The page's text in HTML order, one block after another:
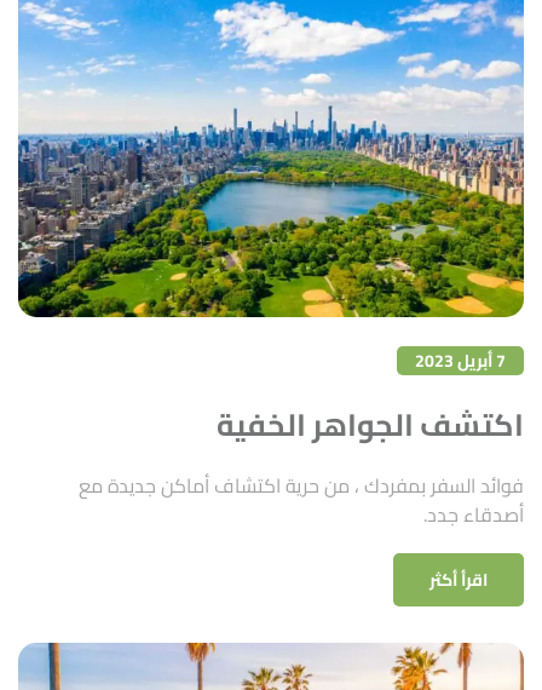
7 أبريل 2023
اكتشف الجواهر الخفية
فوائد السفر بمفردك ، من حرية اكتشاف أماكن جديدة مع
أصدقاء جدد.
اقرأ أكثر